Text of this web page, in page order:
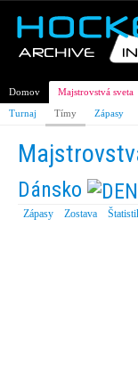
Domov Majstrovstvá sveta
Turnaj
Tímy Zápasy
Dánsko
Zápasy Zostava